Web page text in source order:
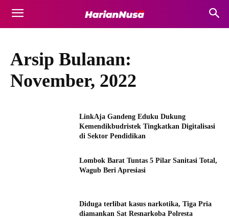
Arsip Bulanan:
November, 2022
LinkAja Gandeng Eduku Dukung
Kemendikbudristek Tingkatkan Digitalisasi
di Sektor Pendidikan
Lombok Barat Tuntas 5 Pilar Sanitasi Total,
Wagub Beri Apresiasi
Diduga terlibat kasus narkotika, Tiga Pria
diamankan Sat Resnarkoba Polresta